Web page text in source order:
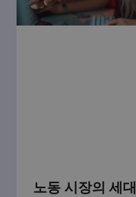
노동 시장의 세대